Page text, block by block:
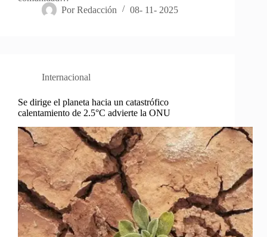
Por Redacción 08- 11- 2025
Internacional
Se dirige el planeta hacia un catastrófico
calentamiento de 2.5°C advierte la ONU